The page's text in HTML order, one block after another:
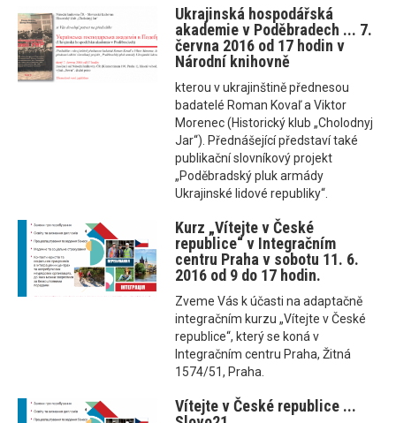
Ukrajinská hospodářská
akademie v Poděbradech ... 7.
června 2016 od 17 hodin v
Národní knihovně
kterou v ukrajinštině přednesou
badatelé Roman Kovaľ a Viktor
Morenec (Historický klub „Cholodnyj
Jar“). Přednášející představí také
publikační slovníkový projekt
„Poděbradský pluk armády
Ukrajinské lidové republiky“.
Kurz „Vítejte v České
republice“ v Integračním
centru Praha v sobotu 11. 6.
2016 od 9 do 17 hodin.
Zveme Vás k účasti na adaptačně
integračním kurzu „Vítejte v České
republice“, který se koná v
Integračním centru Praha, Žitná
1574/51, Praha.
Vítejte v České republice ...